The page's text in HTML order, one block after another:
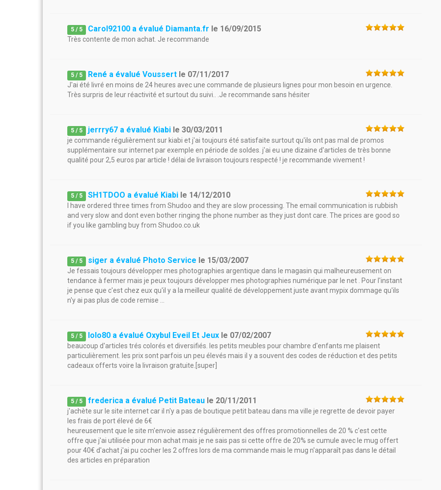
5 / 5 Carol92100 a évalué Diamanta.fr le 16/09/2015
Très contente de mon achat. Je recommande
5 / 5 René a évalué Voussert le 07/11/2017
J'ai été livré en moins de 24 heures avec une commande de plusieurs lignes pour mon besoin en urgence.
Très surpris de leur réactivité et surtout du suivi.. .Je recommande sans hésiter
5 / 5 jerrry67 a évalué Kiabi le30/03/2011
je commande régulièrement sur kiabi et j'ai toujours été satisfaite surtout qu'ils ont pas mal de promos
supplémentaire sur internet par exemple en période de soldes. j'ai eu une dizaine d'articles de très bonne
qualité pour 2,5 euros par article ! délai de livraison toujours respecté ! je recommande vivement !
5 / 5 SH1TDOO a évalué Kiabi le 14/12/2010
I have ordered three times from Shudoo and they are slow processing. The email communication is rubbish
and very slow and dont even bother ringing the phone number as they just dont care. The prices are good so
if you like gambling buy from Shudoo.co.uk
5 / 5 siger a évalué Photo Service le 15/03/2007
Je fessais toujours développer mes photographies argentique dans le magasin qui malheureusement on
tendance à fermer mais je peux toujours développer mes photographies numérique par le net . Pour l'instant
je pense que c'est chez eux qu'il y a la meilleur qualité de développement juste avant mypix dommage qu'ils
n'y ai pas plus de code remise ...
5 / 5 lolo80 a évalué Oxybul Eveil Et Jeux le 07/02/2007
beaucoup d'articles trés colorés et diversifiés. les petits meubles pour chambre d'enfants me plaisent
particulièrement. les prix sont parfois un peu élevés mais il y a souvent des codes de réduction et des petits
cadeaux offerts voire la livraison gratuite.[super]
5 / 5 frederica a évalué Petit Bateau le 20/11/2011
j'achète sur le site internet car il n'y a pas de boutique petit bateau dans ma ville je regrette de devoir payer
les frais de port élevé de 6€
heureusement que le site m'envoie assez régulièrement des offres promotionnelles de 20 % c'est cette
offre que j'ai utilisée pour mon achat mais je ne sais pas si cette offre de 20% se cumule avec le mug offert
pour 40€ d'achat j'ai pu cocher les 2 offres lors de ma commande mais le mug n'apparaît pas dans le détail
des articles en préparation